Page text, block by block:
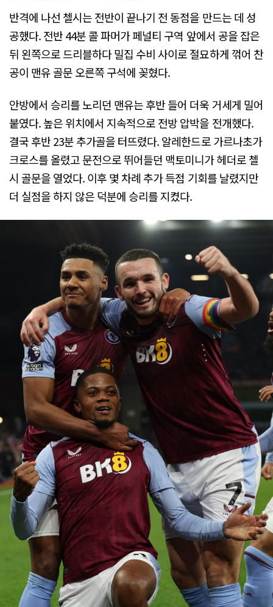
반격에 나선 첼시는 전반이 끝나기 전 동점을 만드는 데 성
공했다. 전반 44분 콜 파머가 페널티 구역 앞에서 공을 잡은
뒤 왼쪽으로 드리블하다 밀집 수비 사이로 절묘하게 꺾어 찬
공이 맨유 골문 오른쪽 구석에 꽂혔다.
안방에서 승리를 노리던 맨유는 후반 들어 더욱 거세게 밀어
붙였다. 높은 위치에서 지속적으로 전방 압박을 전개했다.
결국 후반 23분 추가골을 터뜨렸다. 알레한드로 가르나초가
크로스를 올렸고 문전으로 뛰어들던 맥토미니가 헤더로 첼
시 골문을 열었다. 이후 몇 차례 추가 득점 기회를 날렸지만
더 실점을 하지 않은 덕분에 승리를 지켰다.